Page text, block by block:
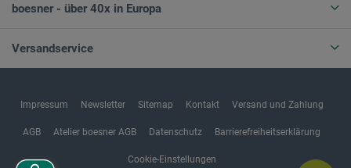
boesner - über 40x in Europa
Versandservice
Impressum Newsletter Sitemap Kontakt Versand und Zahlung
AGB Atelier boesner AGB Datenschutz Barrierefreiheitserklärung
Cookie-Einstellungen